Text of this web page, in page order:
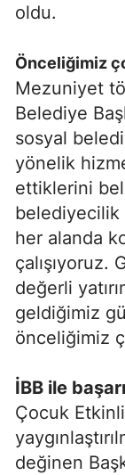
oldu.
Önceliğimiz
Mezuniyet
Belediye
sosyal
yönelik
ettiklerini
belediyecilik
her alanda
çalışıyoruz.
değerli
geldiğimiz
önceliğimiz
İBB ile
Çocuk
değinen